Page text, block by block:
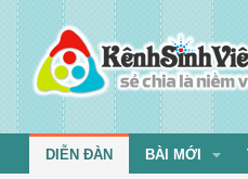
DIỄN ĐÀN BÀI MỚI